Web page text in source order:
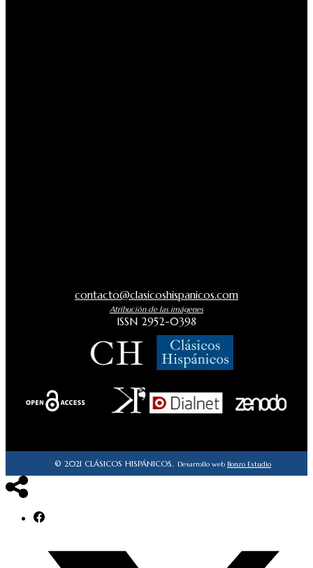
contacto@clasicoshispanicos.com
Atribución de las imágenes
ISSN 2952-0398
© 2021 CLÁSICOS HISPÁNICOS. Desarrollo web Bonzo Estudio